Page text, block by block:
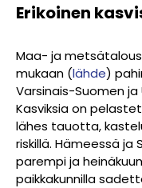
Erikoinen
Maa- ja
mukaan (lähde)
Varsinais-Suomen
Kasviksia on
lähes tauotta,
riskillä. Hämeessä ja
parempi ja
paikkakunnilla